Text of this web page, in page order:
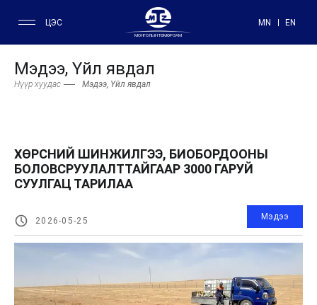
ЦЭС
МОНГОЛЫН ТӨМӨР ЗАМ
MN EN
Мэдээ, Үйл явдал
Нүүр хуудас Мэдээ, Үйл явдал
ХӨРСНИЙ ШИНЖИЛГЭЭ, БИОБОРДООНЫ
БОЛОВСРУУЛАЛТТАЙГААР 3000 ГАРУЙ
СУУЛГАЦ ТАРИЛАА
2026-05-25 Мэдээ